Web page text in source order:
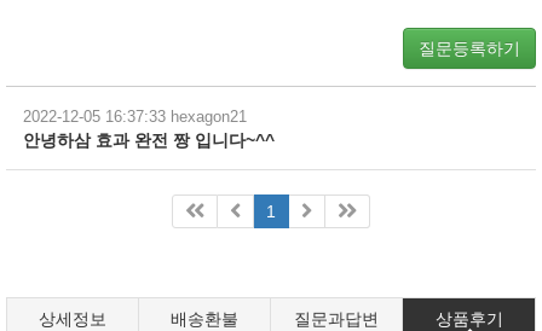
질문등록하기
2022-12-05 16:37:33 hexagon21
안녕하삼 효과 완전 짱 입니다~^^
1
상세정보 배송환불 질문과답변 상품후기